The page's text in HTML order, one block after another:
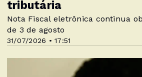
31/07/2026 • 17:51
tributária
Nota Fiscal eletrônica continua
de 3 de agosto